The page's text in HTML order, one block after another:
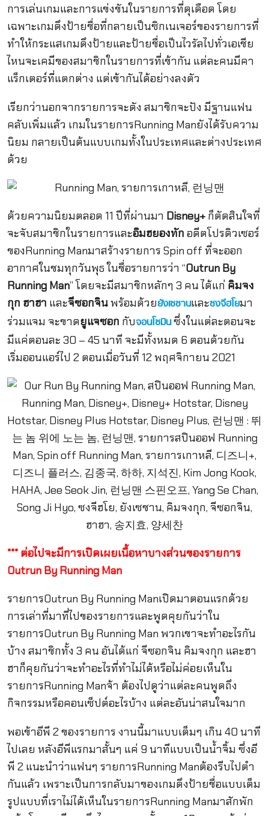
การเล่นเกมและการแข่งขันในรายการที่ดุเดือด โดย
เฉพาะเกมดึงป้ายชื่อที่กลายเป็นซิกเนเจอร์ของรายการที่
ทำให้กระแสเกมดึงป้ายและป้ายชื่อเป็นไวรัลไปทั่วเอเชีย
ไหนจะเคมีของสมาชิกในรายการที่เข้ากัน แต่ละคนมีคา
แร็กเตอร์ที่แตกต่าง แต่เข้ากันได้อย่างลงตัว
เรียกว่านอกจากรายการจะดัง สมาชิกจะปัง มีฐานแฟน
คลับเพิ่มแล้ว เกมในรายการRunning Manยังได้รับความ
นิยม กลายเป็นต้นแบบเกมทั้งในประเทศและต่างประเทศ
ด้วย
ด้วยความนิยมตลอด 11 ปีที่ผ่านมา Disney+ ก็ตัดสินใจที่
จะจับสมาชิกในรายการและอิมฮยองทัก อดีตโปรดิวเซอร์
ของRunning Manมาสร้างรายการ Spin off ที่จะออก
อากาศในชมทุกวันพุธ ในชื่อรายการว่า “Outrun By
Running Man” โดยจะมีสมาชิกหลักๆ 3 คน ได้แก่ คิมจง
กุก ฮาฮา และจีซอกจินพร้อมด้วยยังเซชานและซงจีฮโยมา
ร่วมแจม จะขาดยูแจซอก กับจอนโซมินซึ่งในแต่ละตอนจะ
มีแค่ตอนละ 30 – 45 นาที จะมีทั้งหมด 6 ตอนด้วยกัน
เริ่มออนแอร์ไป 2 ตอนเมื่อวันที่ 12 พฤศจิกายน 2021
*** ต่อไปจะมีการเปิดเผยเนื้อหาบางส่วนของรายการ
Outrun By Running Man
รายการOutrun By Running Manเปิดมาตอนแรกด้วย
การเล่าที่มาที่ไปของรายการและพูดคุยกันว่าใน
รายการOutrun By Running Man พวกเขาจะทำอะไรกัน
บ้าง สมาชิกทั้ง 3 คน อันได้แก่ จีซอกจิน คิมจงกุก และฮา
ฮาก็คุยกันว่าจะทำอะไรที่ทำไม่ได้หรือไม่ค่อยเห็นใน
รายการRunning Manจ้า ต้องไปดูว่าแต่ละคนพูดถึง
กิจกรรมหรือคอนเซ็ปต์อะไรบ้าง แต่ละอันน่าสนใจมาก
พอเข้าอีพี 2 ของรายการ งานนี้มาแบบเต็มๆ เกิน 40 นาที
ไปเลย หลังอีพีแรกมาสั้นๆ แค่ 9 นาทีแบบเป็นน้ำจิ้ม ซึ่งอี
พี 2 แนะนำว่าแฟนๆ รายการRunning Manต้องรีบไปตำ
กันแล้ว เพราะเป็นการกลับมาของเกมดึงป้ายชื่อแบบเต็ม
รูปแบบที่เราไม่ได้เห็นในรายการRunning Manมาสักพัก